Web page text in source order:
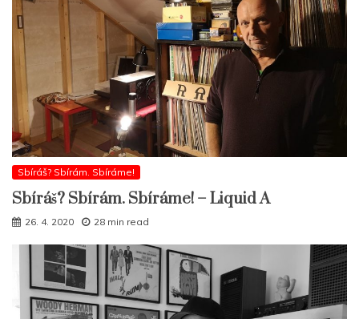
Sbíráš? Sbírám. Sbíráme!
Sbíráš? Sbírám. Sbíráme! – Liquid A
26. 4. 2020 28 min read